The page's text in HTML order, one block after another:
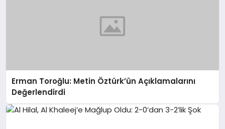
Erman Toroğlu: Metin Öztürk’ün Açıklamalarını
Değerlendirdi